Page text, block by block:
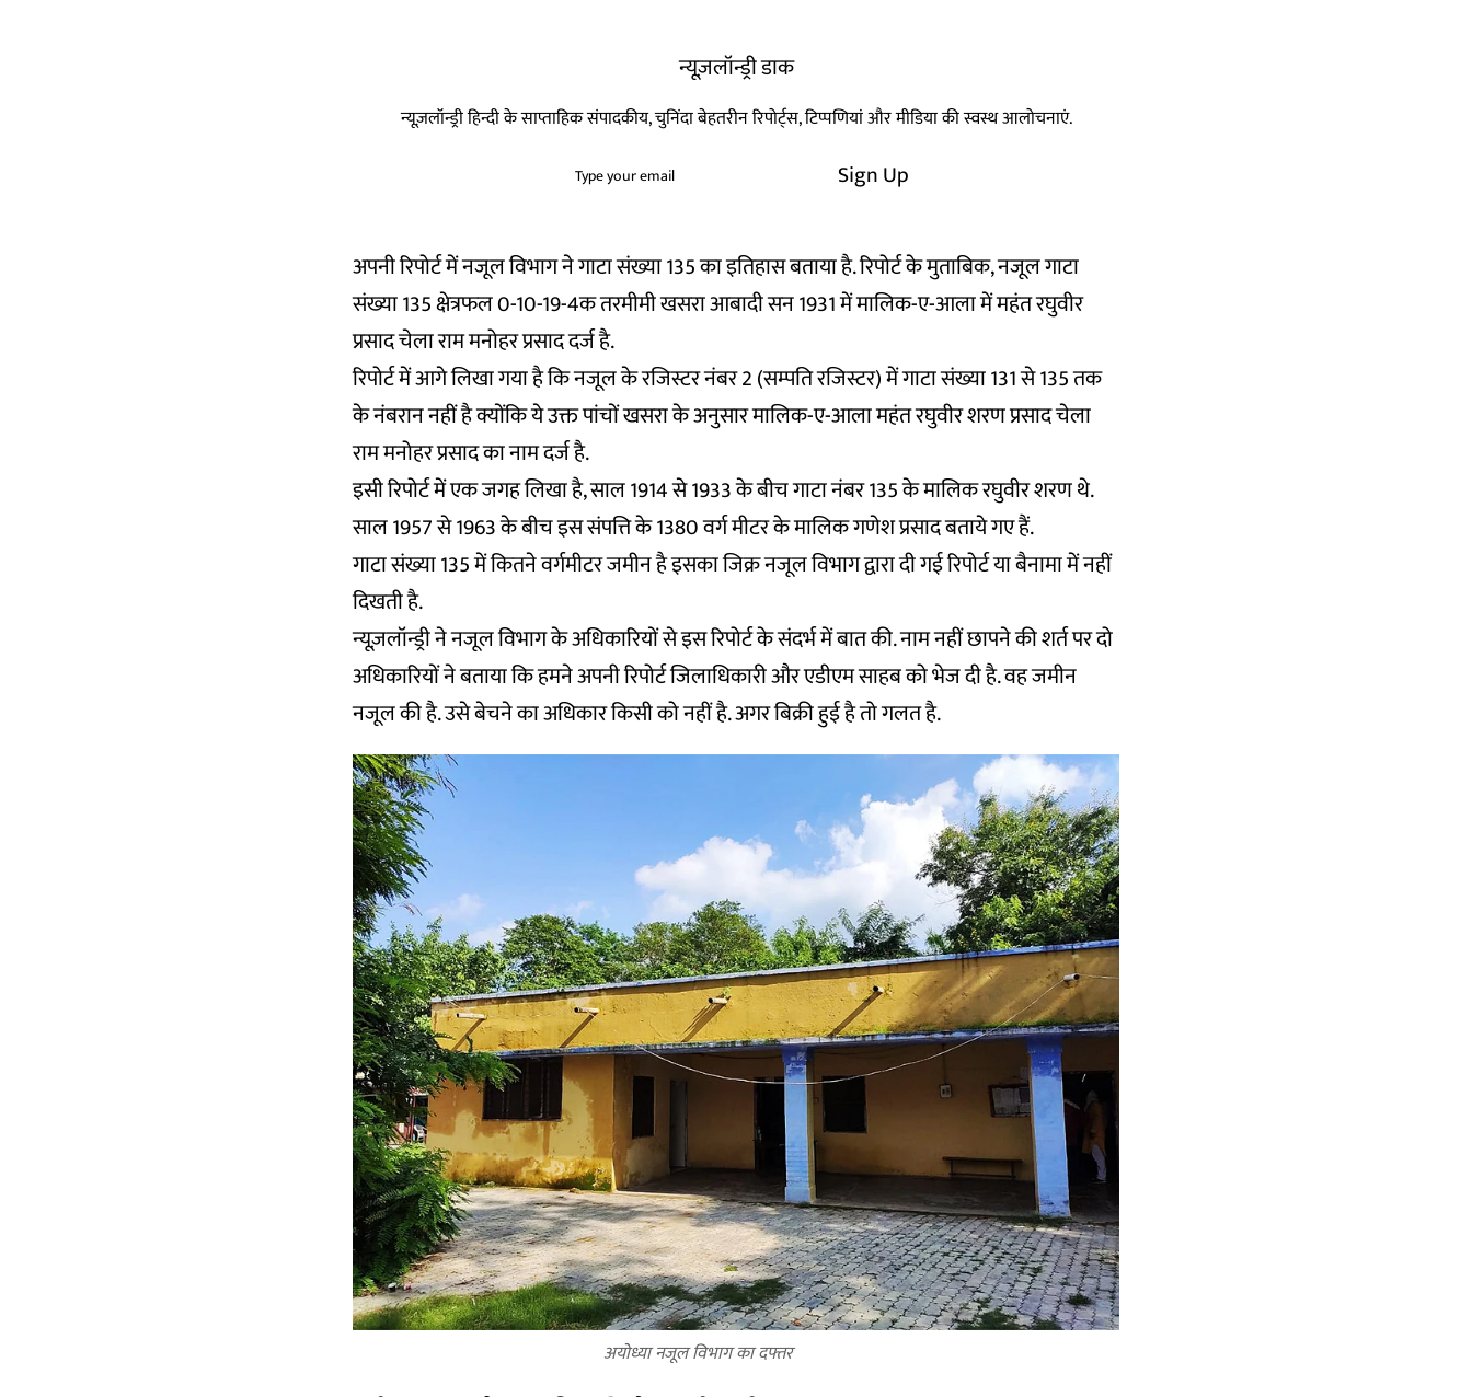
न्यूज़लॉन्ड्री डाक
न्यूज़लॉन्ड्री हिन्दी के साप्ताहिक संपादकीय, चुनिंदा बेहतरीन रिपोर्ट्स, टिप्पणियां और मीडिया की स्वस्थ आलोचनाएं.
Sign Up
अपनी रिपोर्ट में नजूल विभाग ने गाटा संख्या 135 का इतिहास बताया है. रिपोर्ट के मुताबिक, नजूल गाटा
संख्या 135 क्षेत्रफल 0-10-19-4क तरमीमी खसरा आबादी सन 1931 में मालिक-ए-आला में महंत रघुवीर
प्रसाद चेला राम मनोहर प्रसाद दर्ज है.
रिपोर्ट में आगे लिखा गया है कि नजूल के रजिस्टर नंबर 2 (सम्पति रजिस्टर) में गाटा संख्या 131 से 135 तक
के नंबरान नहीं है क्योंकि ये उक्त पांचों खसरा के अनुसार मालिक-ए-आला महंत रघुवीर शरण प्रसाद चेला
राम मनोहर प्रसाद का नाम दर्ज है.
इसी रिपोर्ट में एक जगह लिखा है, साल 1914 से 1933 के बीच गाटा नंबर 135 के मालिक रघुवीर शरण थे.
साल 1957 से 1963 के बीच इस संपत्ति के 1380 वर्ग मीटर के मालिक गणेश प्रसाद बताये गए हैं.
गाटा संख्या 135 में कितने वर्गमीटर जमीन है इसका जिक्र नजूल विभाग द्वारा दी गई रिपोर्ट या बैनामा में नहीं
दिखती है.
न्यूज़लॉन्ड्री ने नजूल विभाग के अधिकारियों से इस रिपोर्ट के संदर्भ में बात की. नाम नहीं छापने की शर्त पर दो
अधिकारियों ने बताया कि हमने अपनी रिपोर्ट जिलाधिकारी और एडीएम साहब को भेज दी है. वह जमीन
नजूल की है. उसे बेचने का अधिकार किसी को नहीं है. अगर बिक्री हुई है तो गलत है.
अयोध्या नजूल विभाग का दफ्तर